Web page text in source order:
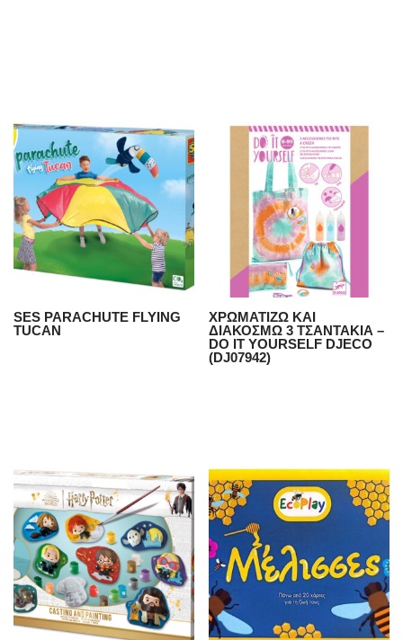
SES PARACHUTE FLYING
TUCAN
ΧΡΩΜΑΤΙΖΩ ΚΑΙ
ΔΙΑΚΟΣΜΩ 3 ΤΣΑΝΤΑΚΙΑ –
DO IT YOURSELF DJECO
(DJ07942)